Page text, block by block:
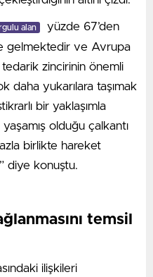
alan
yüzde 67’den
gelmektedir ve Avrupa
zincirinin önemli
daha yukarılara taşımak
bir yaklaşımla
olduğu çalkantı
birlikte hareket
diye konuştu.
temsil
ilişkileri